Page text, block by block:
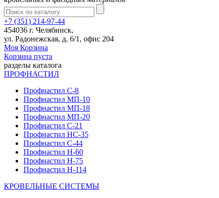
+7 (351) 214-97-44
454036 г. Челябинск,
ул. Радонежская, д. 6/1, офис 204
Моя Корзина
Корзина пуста
разделы каталога
ПРОФНАСТИЛ
Профнастил С-8
Профнастил МП-10
Профнастил МП-18
Профнастил МП-20
Профнастил С-21
Профнастил НС-35
Профнастил С-44
Профнастил Н-60
Профнастил Н-75
Профнастил Н-114
КРОВЕЛЬНЫЕ СИСТЕМЫ